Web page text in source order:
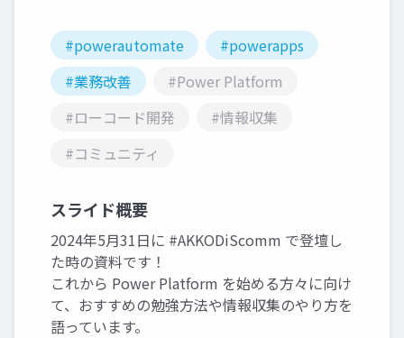
#powerautomate
#powerapps
#業務改善
#Power Platform
#ローコード開発
#情報収集
#コミュニティ
スライド概要
2024年5月31日に #AKKODiScomm で登壇し
た時の資料です！
これから Power Platform を始める方々に向け
て、おすすめの勉強方法や情報収集のやり方を
語っています。